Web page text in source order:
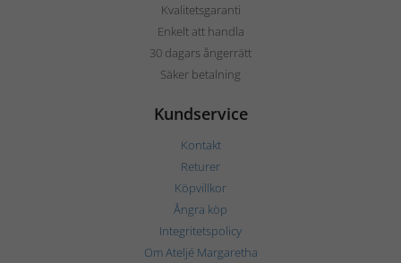
Kvalitetsgaranti
Enkelt att handla
30 dagars ångerrätt
Säker betalning
Kundservice
Kontakt
Returer
Köpvillkor
Ångra köp
Integritetspolicy
Om Ateljé Margaretha